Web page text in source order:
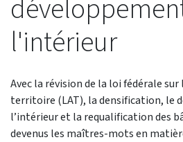
l'intérieur
Avec la révision de la loi fédérale sur
territoire (LAT), la densification, le
l’intérieur et la requalification des
devenus les maîtres-mots en